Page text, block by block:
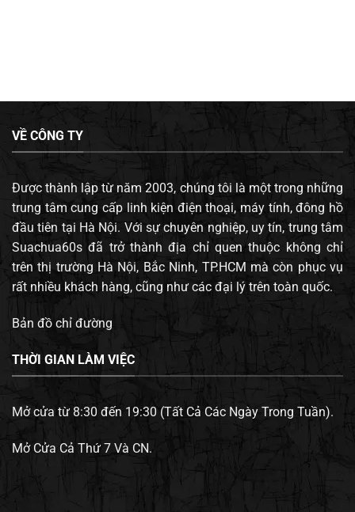
VỀ CÔNG TY
Được thành lập từ năm 2003, chúng tôi là một trong những
trung tâm cung cấp linh kiện điện thoại, máy tính, đông hồ
đầu tiên tại Hà Nội. Với sự chuyên nghiệp, uy tín, trung tâm
Suachua60s đã trở thành địa chỉ quen thuộc không chỉ
trên thị trường Hà Nội, Bắc Ninh, TP.HCM mà còn phục vụ
rất nhiều khách hàng, cũng như các đại lý trên toàn quốc.
Bản đồ chỉ đường
THỜI GIAN LÀM VIỆC
Mở cửa từ 8:30 đến 19:30 (Tất Cả Các Ngày Trong Tuần).
Mở Cửa Cả Thứ 7 Và CN.